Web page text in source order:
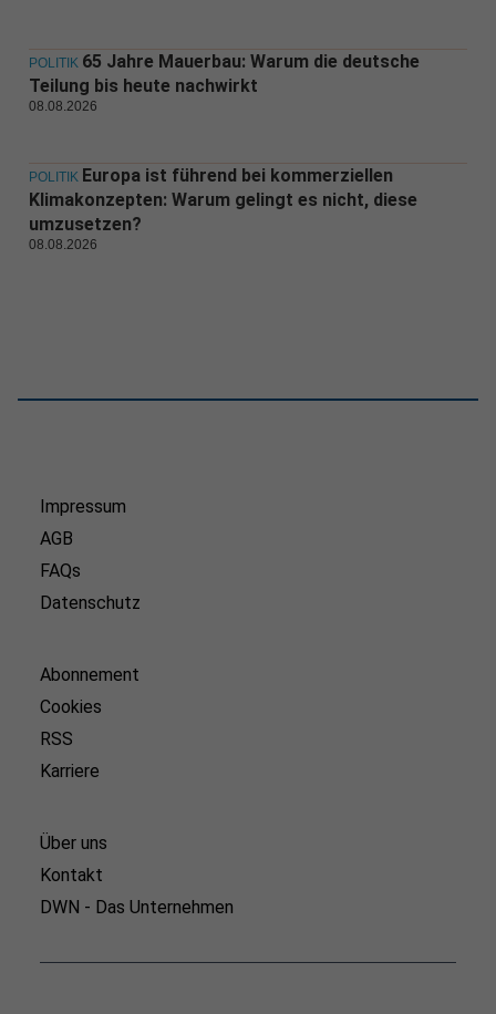
POLITIK 65 Jahre Mauerbau: Warum die deutsche
Teilung bis heute nachwirkt
08.08.2026
POLITIK Europa ist führend bei kommerziellen
Klimakonzepten: Warum gelingt es nicht, diese
umzusetzen?
08.08.2026
Impressum
AGB
FAQs
Datenschutz
Abonnement
Cookies
RSS
Karriere
Über uns
Kontakt
DWN - Das Unternehmen